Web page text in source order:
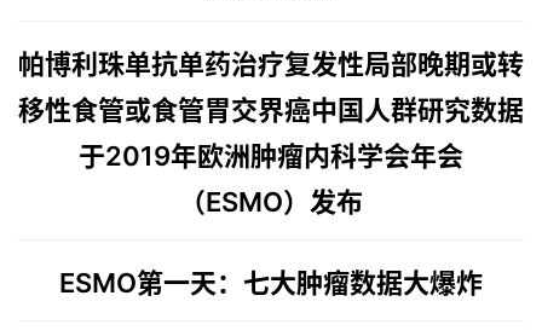
B
登录 注册
帕博利珠单抗单药治疗复发性局部晚期或转
移性食管或食管胃交界癌中国人群研究数据
于2019年欧洲肿瘤内科学会年会
（ESMO）发布
ESMO第一天： 七大肿瘤数据大爆炸